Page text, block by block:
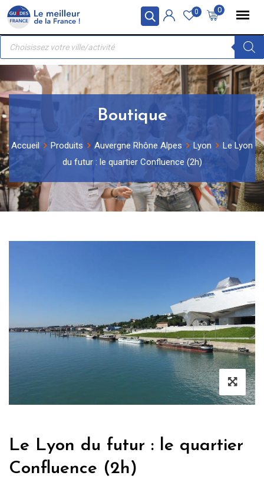
Panneau de gestion des cookies
Skip
content
0
0
Recherche
produits
Boutique
Accueil Produits Auvergne Rhône Alpes Lyon
Le Lyon
du futur : le quartier Confluence (2h)
Le Lyon du futur : le quartier
Confluence (2h)